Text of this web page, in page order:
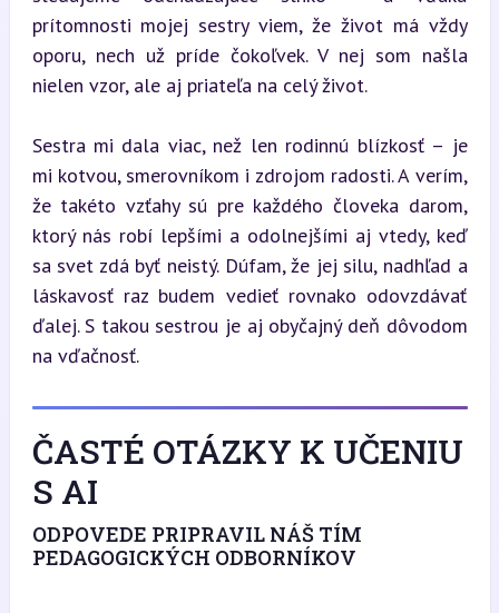
prítomnosti mojej sestry viem, že život má vždy
oporu, nech už príde čokoľvek. V nej som našla
nielen vzor, ale aj priateľa na celý život.
Sestra mi dala viac, než len rodinnú blízkosť – je
mi kotvou, smerovníkom i zdrojom radosti. A verím,
že takéto vzťahy sú pre každého človeka darom,
ktorý nás robí lepšími a odolnejšími aj vtedy, keď
sa svet zdá byť neistý. Dúfam, že jej silu, nadhľad a
láskavosť raz budem vedieť rovnako odovzdávať
ďalej. S takou sestrou je aj obyčajný deň dôvodom
na vďačnosť.
ČASTÉ OTÁZKY K UČENIU
S AI
ODPOVEDE PRIPRAVIL NÁŠ TÍM
PEDAGOGICKÝCH ODBORNÍKOV